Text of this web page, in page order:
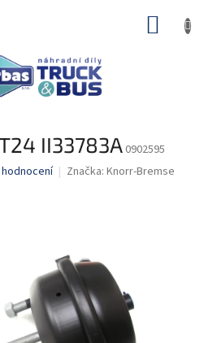
II33783A 0902595
Značka: Knorr-Bremse